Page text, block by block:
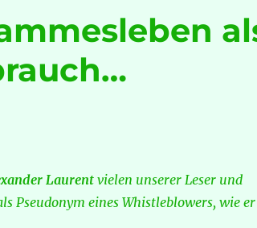
Laurentvielen unserer Leser und
Pseudonym eines Whistleblowers, wie er